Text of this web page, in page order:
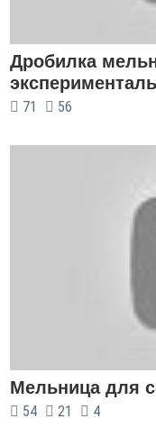
Дробилка
71 56
Мельница для
54 21 4